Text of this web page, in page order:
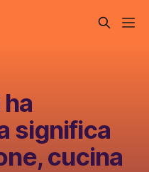
significa
cucina